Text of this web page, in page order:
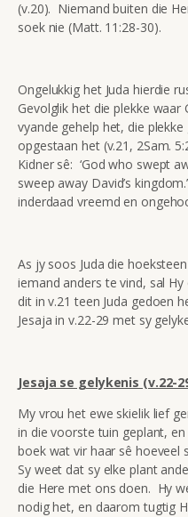
(v.20). Niemand buiten die
soek nie (Matt. 11:28-30).
Ongelukkig het Juda hierdie
Gevolglik het die plekke
vyande gehelp het, die
opgestaan het (v.21, 2Sam.
Kidner sê: ‘God who swept
sweep away David’s kingdom.’
inderdaad vreemd en
As jy soos Juda die
iemand anders te vind, sal
dit in v.21 teen Juda gedoen
Jesaja in v.22-29 met sy
Jesaja se gelykenis (v.22-
My vrou het ewe skielik lief
in die voorste tuin geplant,
boek wat vir haar sê hoeveel
Sy weet dat sy elke plant
die Here met ons doen. Hy
nodig het, en daarom tugtig